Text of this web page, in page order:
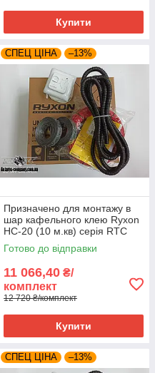
Купити
СПЕЦ ЦІНА –13%
Призначено для монтажу в
шар кафельного клею Ryxon
HC-20 (10 м.кв) серія RTC
70.26
Готово до відправки
11 066,40 ₴/
комплект
12 720 ₴/комплект
Купити
СПЕЦ ЦІНА –13%